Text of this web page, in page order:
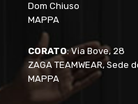
Dom Chiuso
MAPPA
CORATO: Via Bove, 28
ZAGA TEAMWEAR,
MAPPA